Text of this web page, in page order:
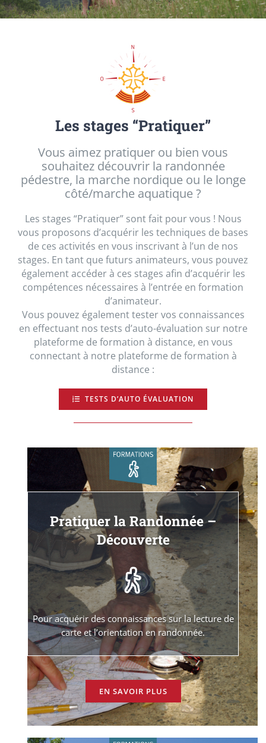
Les stages “Pratiquer”
Vous aimez pratiquer ou bien vous
souhaitez découvrir la randonnée
pédestre, la marche nordique ou le longe
côté/marche aquatique ?
Les stages “Pratiquer” sont fait pour vous ! Nous
vous proposons d’acquérir les techniques de bases
de ces activités en vous inscrivant à l’un de nos
stages. En tant que futurs animateurs, vous pouvez
également accéder à ces stages afin d’acquérir les
compétences nécessaires à l’entrée en formation
d’animateur.
Vous pouvez également tester vos connaissances
en effectuant nos tests d’auto-évaluation sur notre
plateforme de formation à distance, en vous
connectant à notre plateforme de formation à
distance :
TESTS D’AUTO ÉVALUATION
Pratiquer la Randonnée –
Découverte
Pour acquérir des connaissances sur la lecture de
carte et l’orientation en randonnée.
EN SAVOIR PLUS